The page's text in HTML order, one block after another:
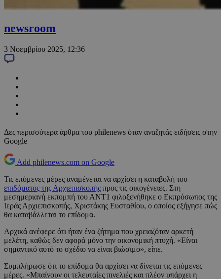
newsroom
3 Νοεμβρίου 2025, 12:36
Δες περισσότερα άρθρα του philenews όταν αναζητάς ειδήσεις στην
Google
Add philenews.com on Google
Τις επόμενες μέρες αναμένεται να αρχίσει η καταβολή του
επιδόματος της Αρχιεπισκοπής προς τις οικογένειες. Στη
μεσημεριανή εκπομπή του ΑΝΤ1 φιλοξενήθηκε ο Εκπρόσωπος της
Ιεράς Αρχιεπισκοπής, Χριστάκης Ευσταθίου, ο οποίος εξήγησε πώς
θα καταβάλλεται το επίδομα.
Αρχικά ανέφερε ότι ήταν ένα ζήτημα που χρειαζόταν αρκετή
μελέτη, καθώς δεν αφορά μόνο την οικονομική πτυχή. «Είναι
σημαντικό αυτό το σχέδιο να είναι βιώσιμο», είπε.
Συμπλήρωσε ότι το επίδομα θα αρχίσει να δίνεται τις επόμενες
μέρες. «Μπαίνουν οι τελευταίες πινελιές και πλέον υπάρχει η